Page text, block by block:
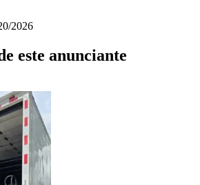
2026
este anunciante